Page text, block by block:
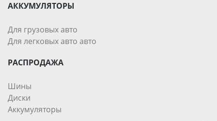
АККУМУЛЯТОРЫ
Для грузовых авто
Для легковых авто авто
РАСПРОДАЖА
Шины
Диски
Аккумуляторы